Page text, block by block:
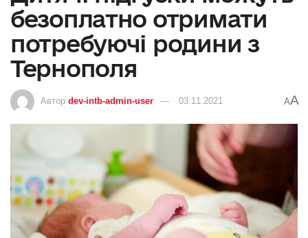
безоплатно отримати
потребуючі родини з
Тернополя
Автор dev-intb-admin-user 03.11.2021 AA